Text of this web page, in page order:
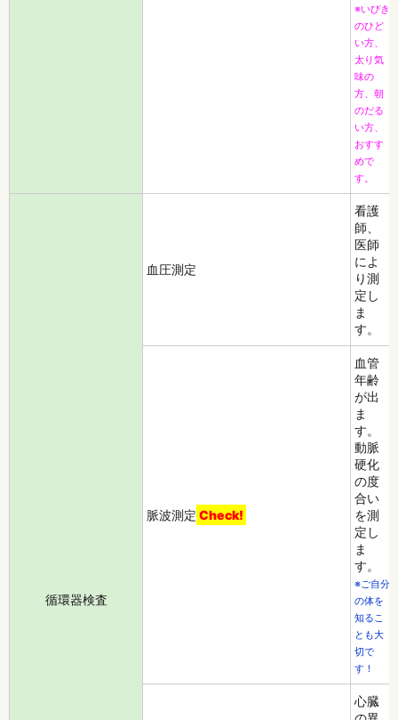
※いびき
のひど
い方、
太り気
味の
方、朝
のだる
い方、
おすす
めで
す。
循環器検査
血圧測定
看護
師、
医師
によ
り測
定し
ま
す。
脈波測定 Check!
血管
年齢
が出
ま
す。
動脈
硬化
の度
合い
を測
定し
ま
す。
※ご自分
の体を
知るこ
とも大
切で
す！
心臓